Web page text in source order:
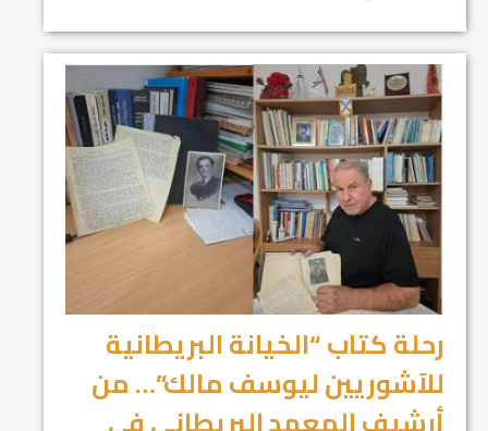
رحلة كتاب “الخيانة البريطانية
للآشوريين ليوسف مالك”… من